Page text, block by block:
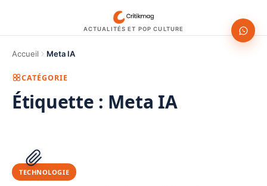
ACTUALITÉS ET POP CULTURE
Accueil Meta IA
CATÉGORIE
Étiquette : Meta IA
PUBLICITÉ
TECHNOLOGIE